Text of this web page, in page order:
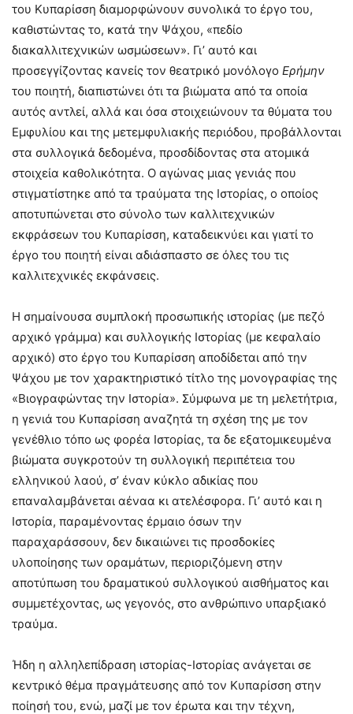
του Κυπαρίσση διαμορφώνουν συνολικά το έργο του,
καθιστώντας το, κατά την Ψάχου, «πεδίο
διακαλλιτεχνικών ωσμώσεων». Γι’ αυτό και
προσεγγίζοντας κανείς τον θεατρικό μονόλογο Ερήμην
του ποιητή, διαπιστώνει ότι τα βιώματα από τα οποία
αυτός αντλεί, αλλά και όσα στοιχειώνουν τα θύματα του
Εμφυλίου και της μετεμφυλιακής περιόδου, προβάλλονται
στα συλλογικά δεδομένα, προσδίδοντας στα ατομικά
στοιχεία καθολικότητα. Ο αγώνας μιας γενιάς που
στιγματίστηκε από τα τραύματα της Ιστορίας, ο οποίος
αποτυπώνεται στο σύνολο των καλλιτεχνικών
εκφράσεων του Κυπαρίσση, καταδεικνύει και γιατί το
έργο του ποιητή είναι αδιάσπαστο σε όλες του τις
καλλιτεχνικές εκφάνσεις.
Η σημαίνουσα συμπλοκή προσωπικής ιστορίας (με πεζό
αρχικό γράμμα) και συλλογικής Ιστορίας (με κεφαλαίο
αρχικό) στο έργο του Κυπαρίσση αποδίδεται από την
Ψάχου με τον χαρακτηριστικό τίτλο της μονογραφίας της
«Βιογραφώντας την Ιστορία». Σύμφωνα με τη μελετήτρια,
η γενιά του Κυπαρίσση αναζητά τη σχέση της με τον
γενέθλιο τόπο ως φορέα Ιστορίας, τα δε εξατομικευμένα
βιώματα συγκροτούν τη συλλογική περιπέτεια του
ελληνικού λαού, σ’ έναν κύκλο αδικίας που
επαναλαμβάνεται αέναα κι ατελέσφορα. Γι’ αυτό και η
Ιστορία, παραμένοντας έρμαιο όσων την
παραχαράσσουν, δεν δικαιώνει τις προσδοκίες
υλοποίησης των οραμάτων, περιοριζόμενη στην
αποτύπωση του δραματικού συλλογικού αισθήματος και
συμμετέχοντας, ως γεγονός, στο ανθρώπινο υπαρξιακό
τραύμα.
Ήδη η αλληλεπίδραση ιστορίας-Ιστορίας ανάγεται σε
κεντρικό θέμα πραγμάτευσης από τον Κυπαρίσση στην
ποίησή του, ενώ, μαζί με τον έρωτα και την τέχνη,